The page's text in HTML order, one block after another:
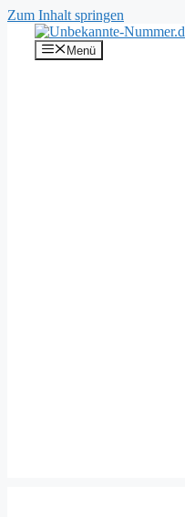
Zum Inhalt springen
Menü